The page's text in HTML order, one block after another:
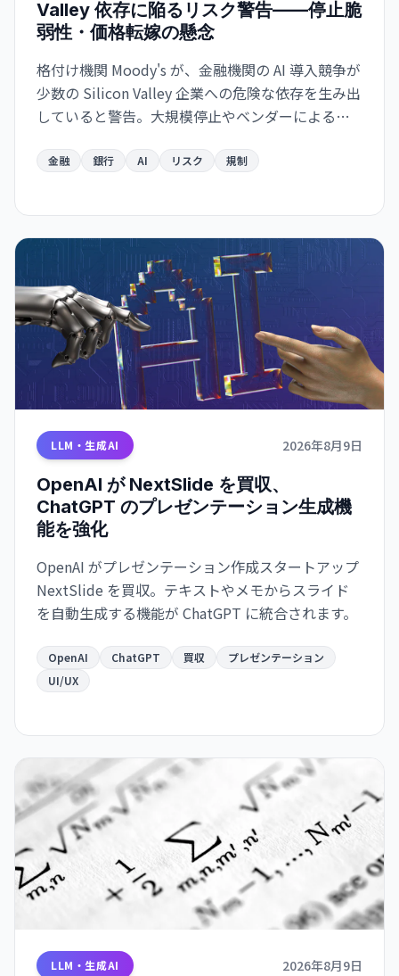
Valley 依存に陥るリスク警告——停止脆
弱性・価格転嫁の懸念
格付け機関 Moody's が、金融機関の AI 導入競争が
少数の Silicon Valley 企業への危険な依存を生み出
していると警告。大規模停止やベンダーによる価
金融システムのリスク要因になり得ると指摘し
金融 銀行 AI リスク 規制
LLM・生成AI 2026年8月9日
OpenAI が NextSlide を買収、
ChatGPT のプレゼンテーション生成機
能を強化
OpenAI がプレゼンテーション作成スタートアップ
NextSlide を買収。テキストやメモからスライド
を自動生成する機能が ChatGPT に統合されます。
OpenAI ChatGPT 買収
プレゼンテーション
UI/UX
LLM・生成AI 2026年8月9日